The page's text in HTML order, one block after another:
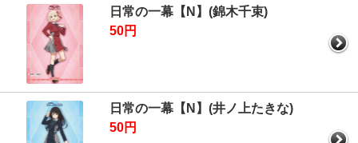
日常の一幕【N】(錦木千束)
50円
日常の一幕【N】(井ノ上たきな)
50円